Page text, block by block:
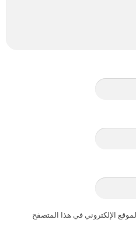
الإلكتروني في هذا المتصفح